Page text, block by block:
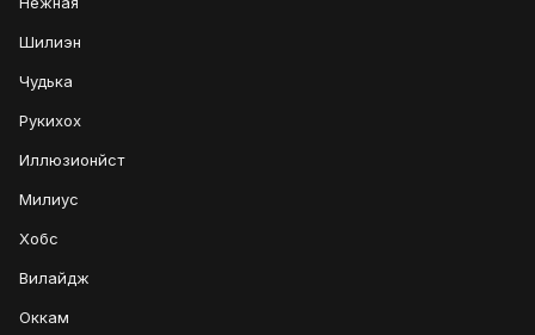
Шилиэн
Чудька
Рукихох
Иллюзионйст
Милиус
Хобс
Вилайдж
Оккам